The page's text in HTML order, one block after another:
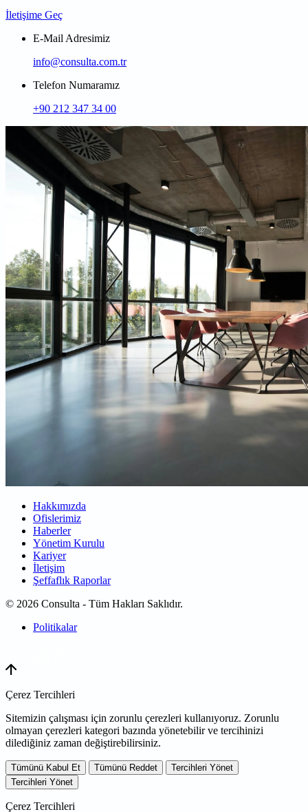
İletişime Geç
E-Mail Adresimiz
info@consulta.com.tr
Telefon Numaramız
+90 212 347 34 00
Hakkımızda
Ofislerimiz
Haberler
Yönetim Kurulu
Kariyer
İletişim
Şeffaflık Raporlar
© 2026 Consulta - Tüm Hakları Saklıdır.
Politikalar
Çerez Tercihleri
Sitemizin çalışması için zorunlu çerezleri kullanıyoruz. Zorunlu
olmayan çerezleri kategori bazında yönetebilir ve tercihinizi
dilediğiniz zaman değiştirebilirsiniz.
Tümünü Kabul Et Tümünü Reddet
Tercihleri Yönet
Tercihleri Yönet
Çerez Tercihleri